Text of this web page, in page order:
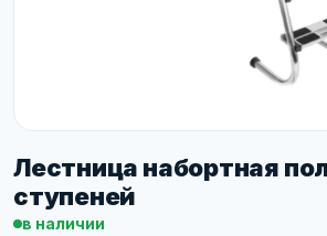
Лестница набортная
ступеней
в наличии